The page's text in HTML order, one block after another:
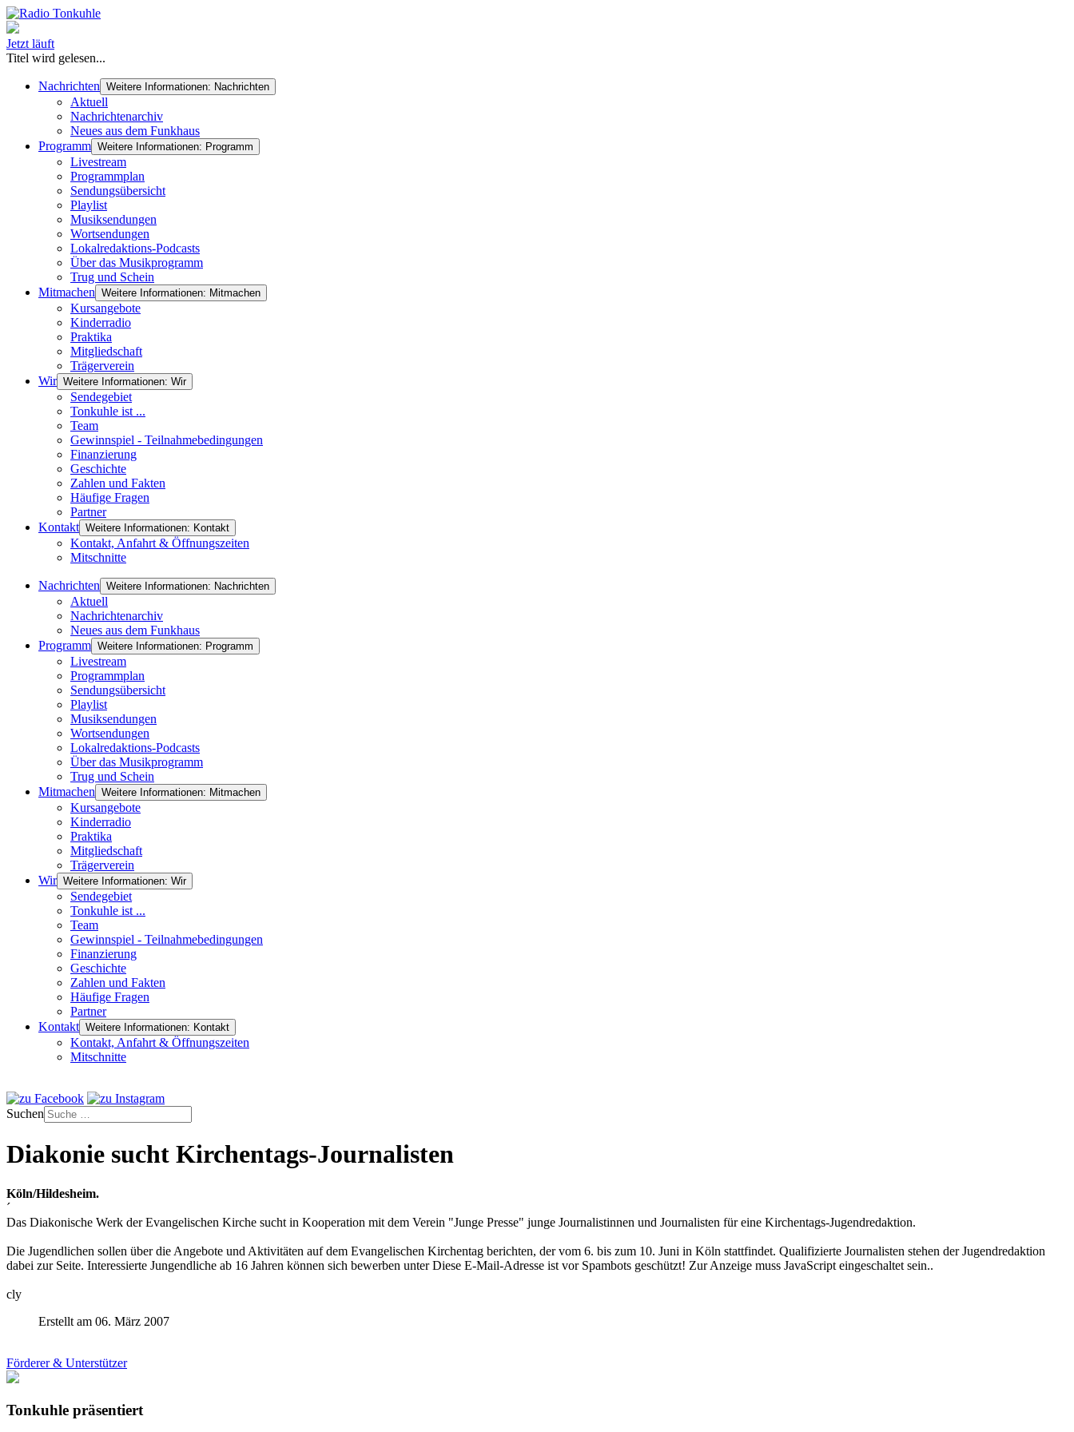
Jetzt läuft
Titel wird gelesen...
Nachrichten Weitere Informationen: Nachrichten
Aktuell
Nachrichtenarchiv
Neues aus dem Funkhaus
Programm Weitere Informationen: Programm
Livestream
Programmplan
Sendungsübersicht
Playlist
Musiksendungen
Wortsendungen
Lokalredaktions-Podcasts
Über das Musikprogramm
Trug und Schein
Mitmachen Weitere Informationen: Mitmachen
Kursangebote
Kinderradio
Praktika
Mitgliedschaft
Trägerverein
Wir Weitere Informationen: Wir
Sendegebiet
Tonkuhle ist ...
Team
Gewinnspiel - Teilnahmebedingungen
Finanzierung
Geschichte
Zahlen und Fakten
Häufige Fragen
Partner
Kontakt Weitere Informationen: Kontakt
Kontakt, Anfahrt & Öffnungszeiten
Mitschnitte
Nachrichten Weitere Informationen: Nachrichten
Aktuell
Nachrichtenarchiv
Neues aus dem Funkhaus
Programm Weitere Informationen: Programm
Livestream
Programmplan
Sendungsübersicht
Playlist
Musiksendungen
Wortsendungen
Lokalredaktions-Podcasts
Über das Musikprogramm
Trug und Schein
Mitmachen Weitere Informationen: Mitmachen
Kursangebote
Kinderradio
Praktika
Mitgliedschaft
Trägerverein
Wir Weitere Informationen: Wir
Sendegebiet
Tonkuhle ist ...
Team
Gewinnspiel - Teilnahmebedingungen
Finanzierung
Geschichte
Zahlen und Fakten
Häufige Fragen
Partner
Kontakt Weitere Informationen: Kontakt
Kontakt, Anfahrt & Öffnungszeiten
Mitschnitte
Suchen
Diakonie sucht Kirchentags-Journalisten
Köln/Hildesheim.
´
Das Diakonische Werk der Evangelischen Kirche sucht in Kooperation mit dem Verein "Junge Presse" junge Journalistinnen und Journalisten für eine Kirchentags-Jugendredaktion.
Die Jugendlichen sollen über die Angebote und Aktivitäten auf dem Evangelischen Kirchentag berichten, der vom 6. bis zum 10. Juni in Köln stattfindet. Qualifizierte Journalisten stehen der Jugendredaktion
dabei zur Seite. Interessierte Jungendliche ab 16 Jahren können sich bewerben unterDiese E-Mail-Adresse ist vor Spambots geschützt! Zur Anzeige muss JavaScript eingeschaltet sein..
cly
Erstellt am 06. März 2007
Förderer & Unterstützer
Tonkuhle präsentiert